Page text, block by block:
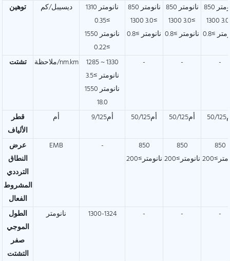
توهين ديسيبل/كم
1310 نانومتر
≥0.35
1550 نانومتر
≥0.22
850 نانومتر
≥3.0 1300
نانومتر ≥0.8
850 نانومتر
≥3.0 1300
نانومتر ≥0.8
850 نانومتر
≥3.0 1300
≥0.8
تشتت ملاحظة/nm.km
1285 ~ 1330
نانومتر ≥3.5
1550 نانومتر
18.0
- - -
قطر
الألياف
أم أم9/125 أم50/125 أم50/125
عرض
النطاق
الترددي
المشروط
الفعال
EMB -
850
نانومتر≥200
850
نانومتر≥200
850
الطول
الموجي
صفر
التشتت
نانومتر 1300-1324 - - -